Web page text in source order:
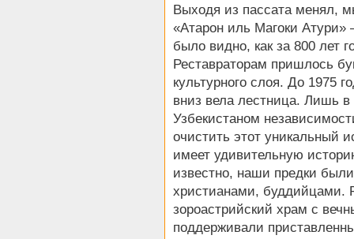
Выходя из пассата менял,
«Атарон иль Магоки Атури»
было видно, как за 800 лет
Реставраторам пришлось
культурного слоя. До 1975
вниз вела лестница. Лишь в
Узбекистаном
очистить этот уникальный
имеет удивительную
известно, наши предки
христианами, буддийцами.
зороастрийский храм с
поддерживали